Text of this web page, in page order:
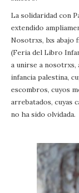
La solidaridad con
extendido
Nosotrxs, lxs abajo
(Feria del Libro
a unirse a nosotrxs,
infancia palestina,
escombros, cuyos
arrebatados, cuyas
no ha sido olvidada.